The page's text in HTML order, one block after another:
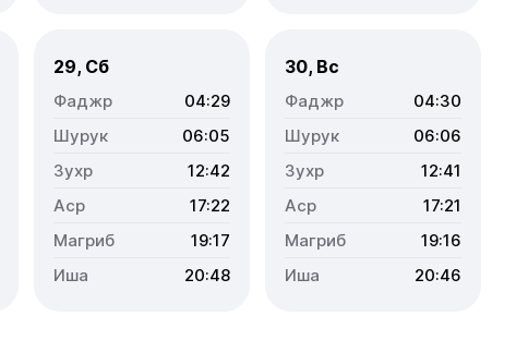
29, Сб
04:29
06:05
12:42
17:22
19:17
20:48
30, Вс
04:30
06:06
12:41
17:21
19:16
20:46